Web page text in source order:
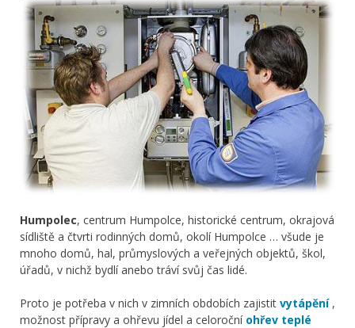
Humpolec, centrum Humpolce, historické centrum, okrajová
sídliště a čtvrti rodinných domů, okolí Humpolce … všude je
mnoho domů, hal, průmyslových a veřejných objektů, škol,
úřadů, v nichž bydlí anebo tráví svůj čas lidé.
Proto je potřeba v nich v zimních obdobích zajistit vytápění,
možnost přípravy a ohřevu jídel a celoroční ohřev teplé